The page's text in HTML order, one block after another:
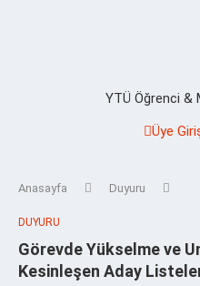
YTÜ Öğrenci
Üye
Anasayfa Duyuru
DUYURU
Görevde Yükselme ve
Kesinleşen Aday